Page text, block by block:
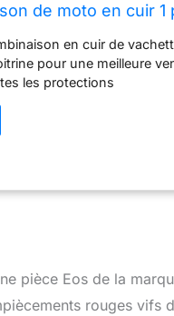
de moto en cuir
en cuir de
pour une meilleure
les protections
pièce Eos de la
rouges vifs